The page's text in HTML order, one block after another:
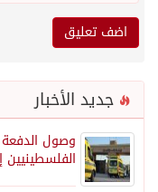
جديد الأخبار
وصول الدفعة